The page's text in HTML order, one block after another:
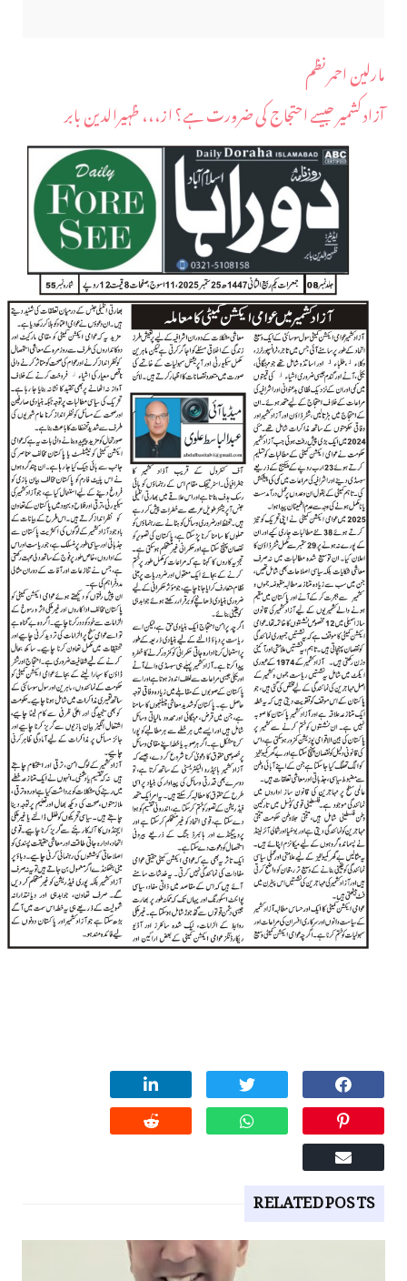
مارلین احمر نظم
آزاد کشمیر جیسے احتجاج کی ضرورت ہے؟ از،،، ظہیرالدین بابر
RELATED POSTS